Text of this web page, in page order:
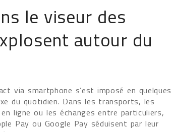
le viseur des
autour du
via smartphone s’est imposé en quelques
du quotidien. Dans les transports, les
ligne ou les échanges entre particuliers,
Pay ou Google Pay séduisent par leur